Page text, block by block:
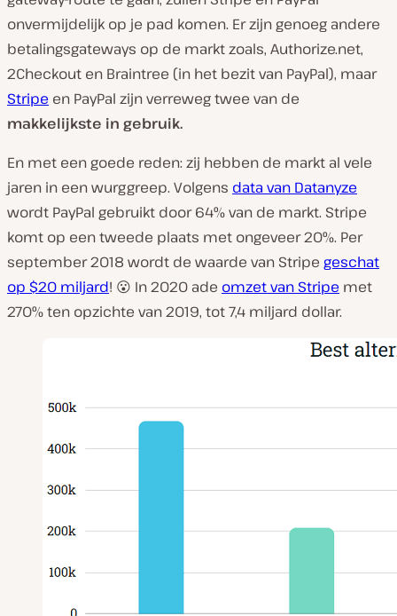
onvermijdelijk op je pad komen. Er zijn genoeg andere
betalingsgateways op de markt zoals, Authorize.net,
2Checkout en Braintree (in het bezit van PayPal), maar
Stripe en PayPal zijn verreweg twee van de
makkelijkste in gebruik.
En met een goede reden: zij hebben de markt al vele
jaren in een wurggreep. Volgens data van Datanyze
wordt PayPal gebruikt door 64% van de markt. Stripe
komt op een tweede plaats met ongeveer 20%. Per
september 2018 wordt de waarde van Stripe geschat
op $20 miljard! 😮 In 2020 ade omzet van Stripe met
270% ten opzichte van 2019, tot 7,4 miljard dollar.